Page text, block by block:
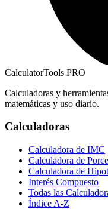
CalculatorTools PRO
Calculadoras y
matemáticas y uso diario.
Calculadoras
Calculadora de IMC
Calculadora de
Calculadora de
Interés Compuesto
Todas las
Índice A-Z